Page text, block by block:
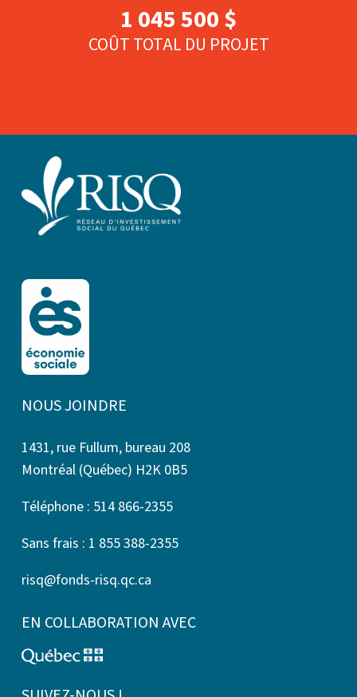
1 045 500 $
COÛT TOTAL DU PROJET
NOUS JOINDRE
1431, rue Fullum, bureau 208
Montréal (Québec) H2K 0B5
Téléphone : 514 866-2355
Sans frais : 1 855 388-2355
risq@fonds-risq.qc.ca
EN COLLABORATION AVEC